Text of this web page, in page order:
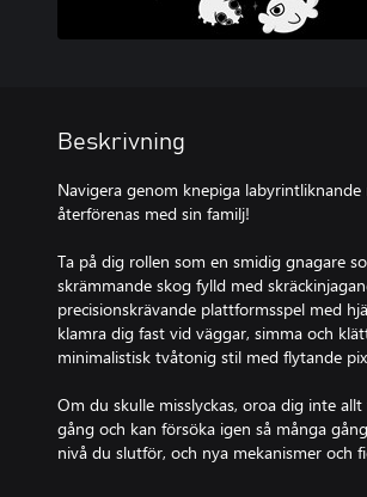
Beskrivning
Navigera genom knepiga
återförenas med sin familj!
Ta på dig rollen som en smidig gnagare
skrämmande skog fylld med
precisionskrävande plattformsspel med
klamra dig fast vid väggar, simma och
minimalistisk tvåtonig stil med flytande
Om du skulle misslyckas, oroa dig inte
gång och kan försöka igen så många
nivå du slutför, och nya mekanismer och